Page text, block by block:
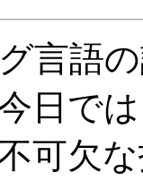
言語
日で
可欠